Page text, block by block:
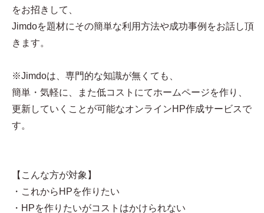
をお招きして、
Jimdoを題材にその簡単な利用方法や成功事例をお話し頂
きます。
※Jimdoは、専門的な知識が無くても、
簡単・気軽に、また低コストにてホームページを作り、
更新していくことが可能なオンラインHP作成サービスで
す。
【こんな方が対象】
・これからHPを作りたい
・HPを作りたいがコストはかけられない